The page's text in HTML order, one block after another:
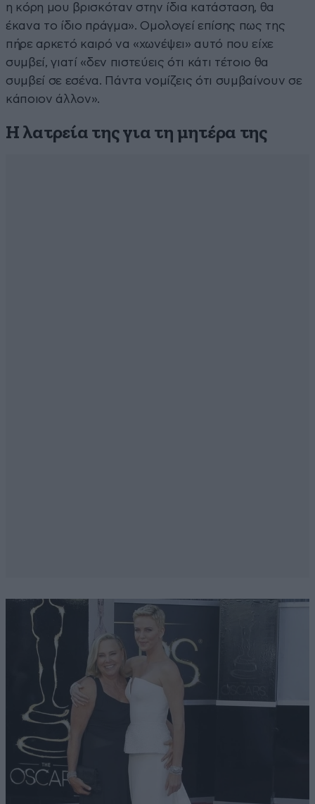
η κόρη μου βρισκόταν στην ίδια κατάσταση, θα
έκανα το ίδιο πράγμα». Ομολογεί επίσης πως της
πήρε αρκετό καιρό να «χωνέψει» αυτό που είχε
συμβεί, γιατί «δεν πιστεύεις ότι κάτι τέτοιο θα
συμβεί σε εσένα. Πάντα νομίζεις ότι συμβαίνουν σε
κάποιον άλλον».
Η λατρεία της για τη μητέρα της